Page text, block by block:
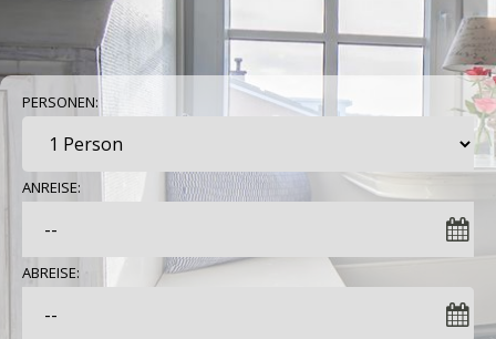
PERSONEN:
ANREISE:
ABREISE: